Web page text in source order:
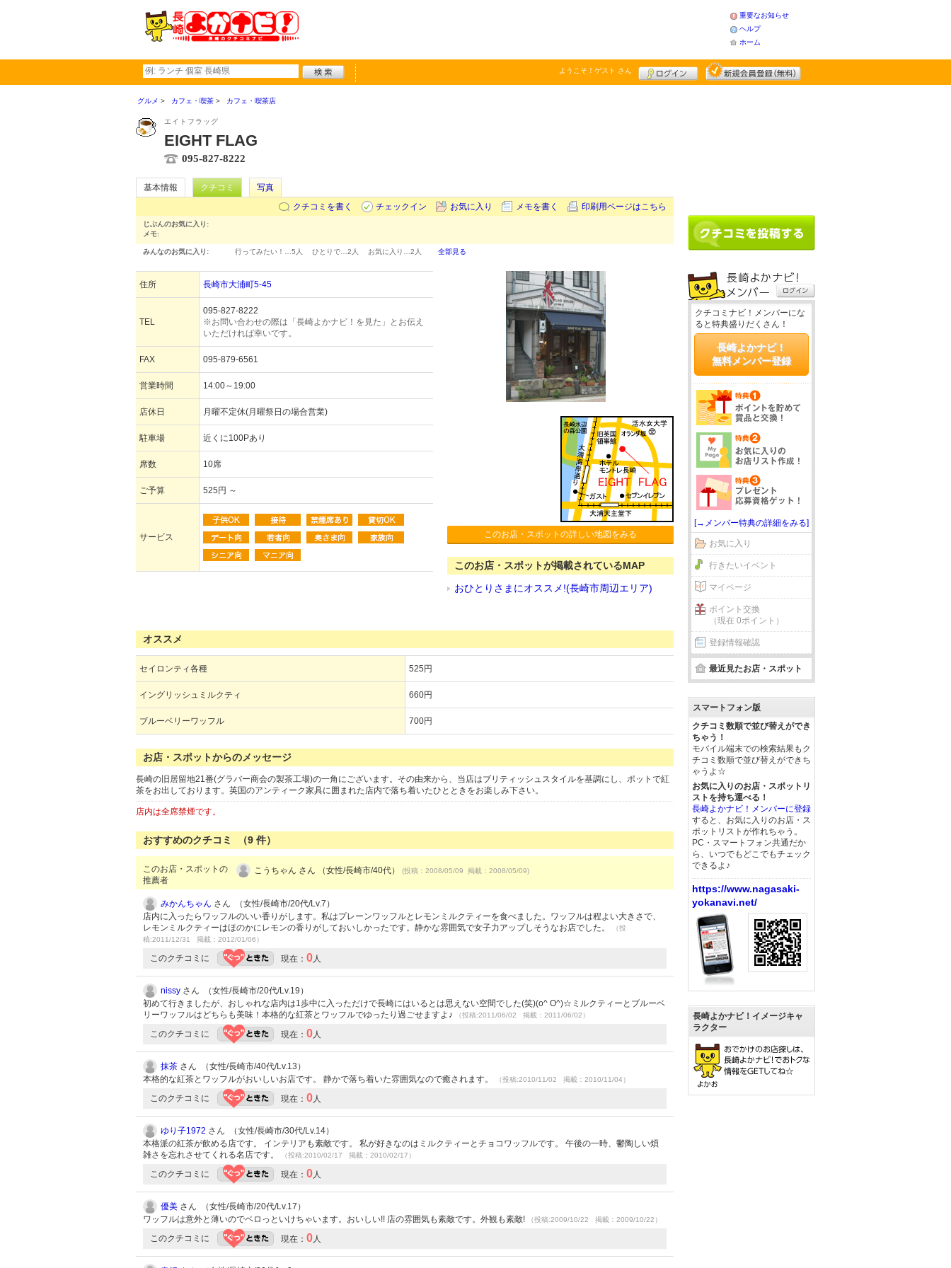
重要なお知らせ
ヘルプ
ホーム
ようこそ！ ゲスト さん
グルメ カフェ・喫茶 カフェ・喫茶店
エイトフラッグ
EIGHT FLAG
095-827-8222
基本情報 クチコミ
写真
クチコミを書く
チェックイン お気に入り メモを書く 印刷用ページはこちら
じぶんのお気に入り:
メモ:
みんなのお気に入り: 行ってみたい！… 5人 ひとりで… 2人 お気に入り… 2人 全部見る
住所 長崎市大浦町5-45
TEL
095-827-8222
※お問い合わせの際は「長崎よかナビ！を見た」とお伝え
いただければ幸いです。
FAX 095-879-6561
営業時間 14:00～19:00
店休日 月曜不定休(月曜祭日の場合営業)
駐車場 近くに100Pあり
席数 10席
ご予算 525円 ～
サービス このお店・スポットの詳しい地図をみる
このお店・スポットが掲載されているMAP
おひとりさまにオススメ!(長崎市周辺エリア)
オススメ
セイロンティ各種 525円
イングリッシュミルクティ 660円
ブルーベリーワッフル 700円
お店・スポットからのメッセージ
長崎の旧居留地21番(グラバー商会の製茶工場)の一角にございます。その由来から、当店はブリティッシュスタイルを基調にし、ポットで紅
茶をお出しております。英国のアンティーク家具に囲まれた店内で落ち着いたひとときをお楽しみ下さい。
店内は全席禁煙です。
おすすめのクチコミ （9 件）
このお店・スポットの
推薦者
こうちゃん さん （女性/長崎市/40代） (投稿：2008/05/09 掲載：2008/05/09)
みかんちゃん さん （女性/長崎市/20代/Lv.7）
店内に入ったらワッフルのいい香りがします。私はプレーンワッフルとレモンミルクティーを食べました。ワッフルは程よい大きさで、
レモンミルクティーはほのかにレモンの香りがしておいしかったです。静かな雰囲気で女子力アップしそうなお店でした。
（投
稿:2011/12/31 掲載：2012/01/06）
このクチコミに 現在： 0人
nissy さん （女性/長崎市/20代/Lv.19）
初めて行きましたが、おしゃれな店内は1歩中に入っただけで長崎にはいるとは思えない空間でした(笑)(o^ O^)☆ミルクティーとブルーベ
リーワッフルはどちらも美味！本格的な紅茶とワッフルでゆったり過ごせますよ♪
（投稿:2011/06/02 掲載：2011/06/02）
このクチコミに 現在： 0人
抹茶 さん （女性/長崎市/40代/Lv.13）
本格的な紅茶とワッフルがおいしいお店です。 静かで落ち着いた雰囲気なので癒されます。
（投稿:2010/11/02 掲載：2010/11/04）
このクチコミに 現在： 0人
ゆり子1972 さん （女性/長崎市/30代/Lv.14）
本格派の紅茶が飲める店です。 インテリアも素敵です。 私が好きなのはミルクティーとチョコワッフルです。 午後の一時、鬱陶しい煩
雑さを忘れさせてくれる名店です。
（投稿:2010/02/17 掲載：2010/02/17）
このクチコミに 現在： 0人
優美 さん （女性/長崎市/20代/Lv.17）
ワッフルは意外と薄いのでペロっといけちゃいます。おいしい!! 店の雰囲気も素敵です。外観も素敵!
（投稿:2009/10/22 掲載：2009/10/22）
このクチコミに 現在： 0人
クチコミナビ！メンバーにな
ると特典盛りだくさん！
長崎よかナビ！
無料メンバー登録
[→メンバー特典の詳細をみる]
お気に入り
行きたいイベント
マイページ
ポイント交換
（現在 0ポイント）
登録情報確認
最近見たお店・スポット
スマートフォン版
クチコミ数順で並び替えができ
ちゃう！
モバイル端末での検索結果もク
チコミ数順で並び替えができち
ゃうよ☆
お気に入りのお店・スポットリ
ストを持ち運べる！
長崎よかナビ！メンバーに登録
すると、お気に入りのお店・ス
ポットリストが作れちゃう。
PC・スマートフォン共通だか
ら、いつでもどこでもチェック
できるよ♪
https://www.nagasaki-
yokanavi.net/
長崎よかナビ！イメージキャ
ラクター